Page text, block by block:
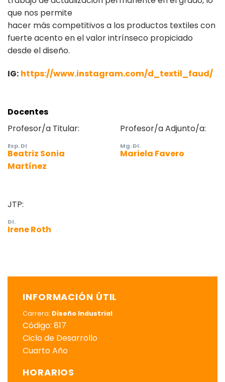
que nos permite
hacer más competitivos a los productos textiles con
fuerte acento en el valor intrínseco propiciado
desde el diseño.
IG: https://www.instagram.com/d_textil_faud/
Docentes
Profesor/a Titular:
Esp. DI
Beatriz Sonia
Martínez
Profesor/a Adjunto/a:
Mg. DI.
Mariela Favero
JTP:
DI.
Irene Roth
INFORMACIÓN ÚTIL
Carrera: Diseño Industrial
Código: 817
Ciclo de Desarrollo
Cuarto Año
HORARIOS